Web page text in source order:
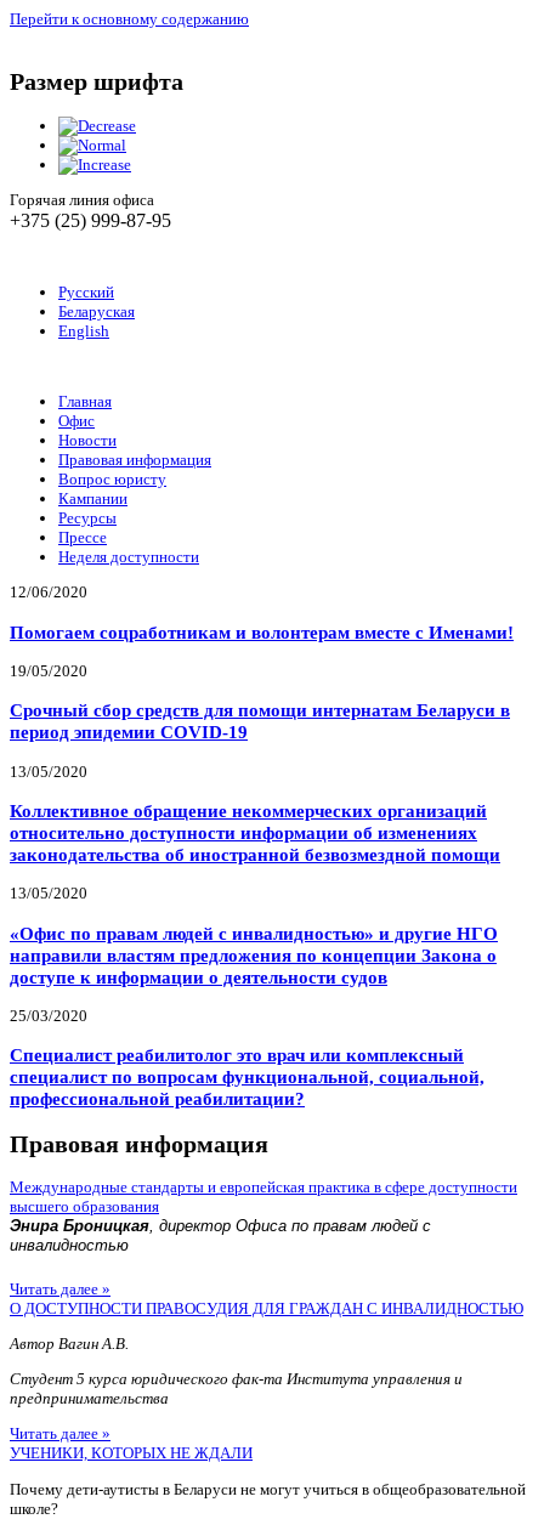
Перейти к основному содержанию
Размер шрифта
Горячая линия офиса
+375 (25) 999-87-95
Русский
Беларуская
English
Главная
Офис
Новости
Правовая информация
Вопрос юристу
Кампании
Ресурсы
Прессе
Неделя доступности
12/06/2020
Помогаем соцработникам и волонтерам вместе с Именами!
19/05/2020
Срочный сбор средств для помощи интернатам Беларуси в
период эпидемии COVID-19
13/05/2020
Коллективное обращение некоммерческих организаций
относительно доступности информации об изменениях
законодательства об иностранной безвозмездной помощи
13/05/2020
«Офис по правам людей с инвалидностью» и другие НГО
направили властям предложения по концепции Закона о
доступе к информации о деятельности судов
25/03/2020
Специалист реабилитолог это врач или комплексный
специалист по вопросам функциональной, социальной,
профессиональной реабилитации?
Правовая информация
Международные стандарты и европейская практика в сфере доступности
высшего образования
Энира Броницкая, директор Офиса по правам людей с
инвалидностью
Читать далее »
О ДОСТУПНОСТИ ПРАВОСУДИЯ ДЛЯ ГРАЖДАН С ИНВАЛИДНОСТЬЮ
Автор Вагин А.В.
Студент 5 курса юридического фак-та Института управления и
предпринимательства
Читать далее »
УЧЕНИКИ, КОТОРЫХ НЕ ЖДАЛИ
Почему дети-аутисты в Беларуси не могут учиться в общеобразовательной
школе?